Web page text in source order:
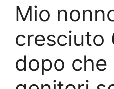
Mio
cresciuto
dopo che